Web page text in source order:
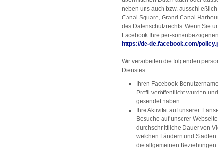
neben uns auch bzw.
Canal Square, Grand Canal
des Datenschutzrechts. Wenn Sie
Facebook Ihre per-
https://de-de.facebook.com/
Wir verarbeiten die folgenden
Dienstes:
Ihren Facebook-
Profil veröffentlicht wurden
gesendet haben.
Ihre Aktivität auf unseren
Besuche auf unserer
durchschnittliche Dauer von
welchen Ländern und
die allgemeinen Beziehungen